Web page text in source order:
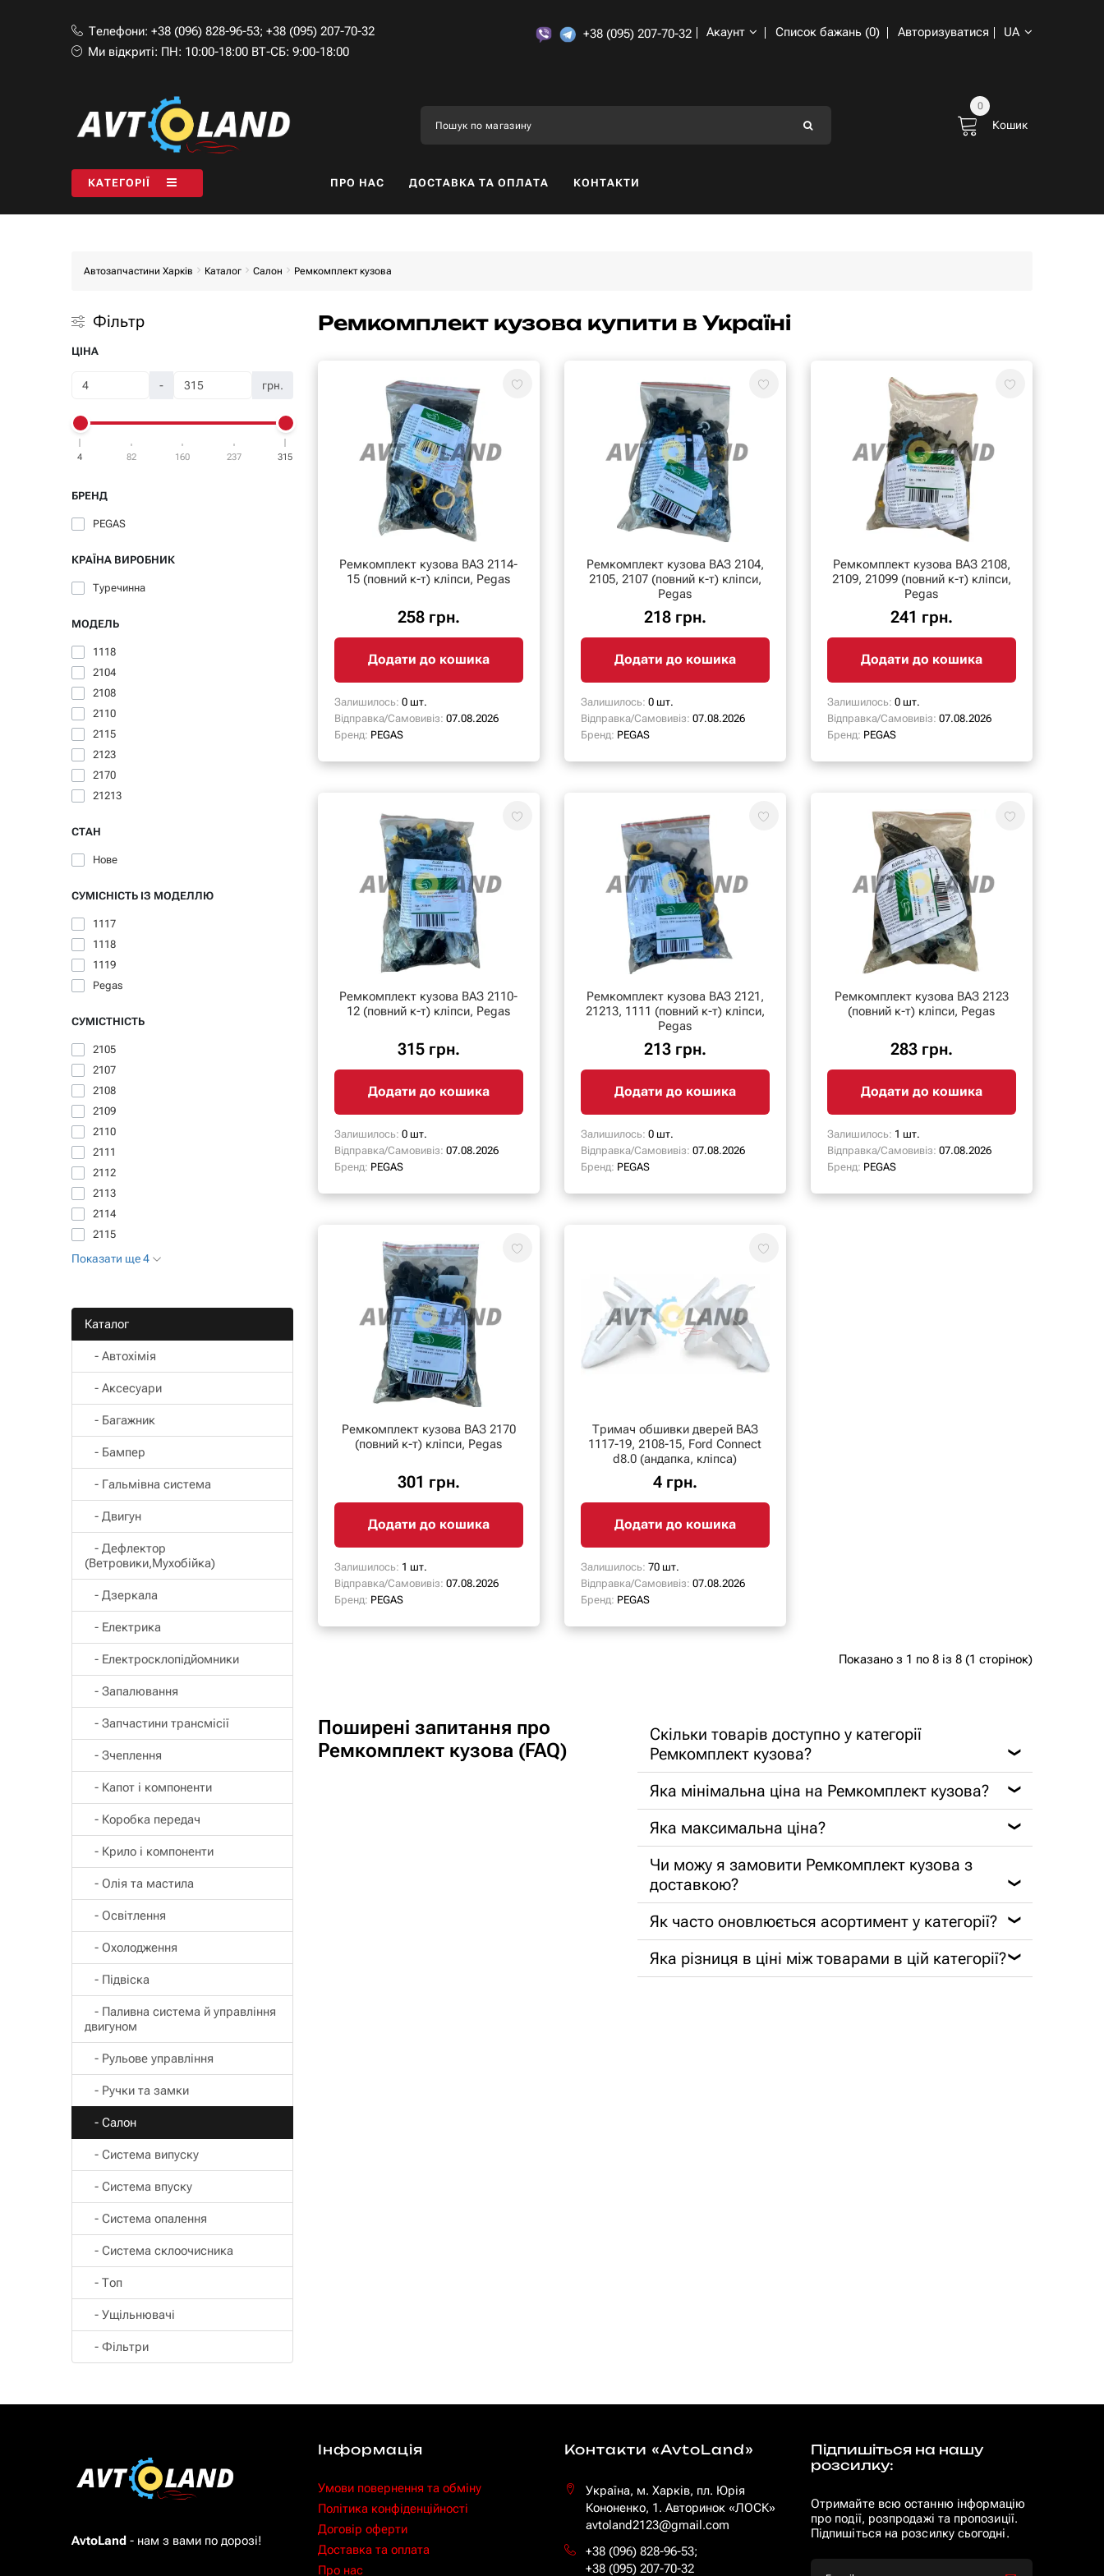
Телефони: +38 (096) 828-96-53; +38 (095) 207-70-32
Ми відкриті: ПН: 10:00-18:00 ВТ-СБ: 9:00-18:00
+38 (095) 207-70-32 Акаунт Список бажань (0) Авторизуватися UA
Кошик
0
КАТЕГОРІЇ ПРО НАС ДОСТАВКА ТА ОПЛАТА КОНТАКТИ
Автозапчастини Харків Каталог Салон Ремкомплект кузова
Фільтр
ЦІНА
- грн.
4 82 160 237 315
БРЕНД
PEGAS
КРАЇНА ВИРОБНИК
Туречинна
МОДЕЛЬ
1118
2104
2108
2110
2115
2123
2170
21213
СТАН
Нове
СУМІСНІСТЬ ІЗ МОДЕЛЛЮ
1117
1118
1119
Pegas
СУМІСТНІСТЬ
2105
2107
2108
2109
2110
2111
2112
2113
2114
2115
Показати ще 4
Каталог
- Автохімія
- Аксесуари
- Багажник
- Бампер
- Гальмівна система
- Двигун
- Дефлектор
(Ветровики,Мухобійка)
- Дзеркала
- Електрика
- Електросклопідйомники
- Запалювання
- Запчастини трансмісії
- Зчеплення
- Капот і компоненти
- Коробка передач
- Крило і компоненти
- Олія та мастила
- Освітлення
- Охолодження
- Підвіска
- Паливна система й управління
двигуном
- Рульове управління
- Ручки та замки
- Салон
- Система випуску
- Система впуску
- Система опалення
- Система склоочисника
- Топ
- Ущільнювачі
- Фільтри
Ремкомплект кузова купити в Україні
Ремкомплект кузова ВАЗ 2114-
15 (повний к-т) кліпси, Pegas
258 грн.
Додати до кошика
Залишилось: 0 шт.
Відправка/Самовивіз: 07.08.2026
Бренд: PEGAS
Ремкомплект кузова ВАЗ 2104,
2105, 2107 (повний к-т) кліпси,
Pegas
218 грн.
Додати до кошика
Залишилось: 0 шт.
Відправка/Самовивіз: 07.08.2026
Бренд: PEGAS
Ремкомплект кузова ВАЗ 2108,
2109, 21099 (повний к-т) кліпси,
Pegas
241 грн.
Додати до кошика
Залишилось: 0 шт.
Відправка/Самовивіз: 07.08.2026
Бренд: PEGAS
Ремкомплект кузова ВАЗ 2110-
12 (повний к-т) кліпси, Pegas
315 грн.
Додати до кошика
Залишилось: 0 шт.
Відправка/Самовивіз: 07.08.2026
Бренд: PEGAS
Ремкомплект кузова ВАЗ 2121,
21213, 1111 (повний к-т) кліпси,
Pegas
213 грн.
Додати до кошика
Залишилось: 0 шт.
Відправка/Самовивіз: 07.08.2026
Бренд: PEGAS
Ремкомплект кузова ВАЗ 2123
(повний к-т) кліпси, Pegas
283 грн.
Додати до кошика
Залишилось: 1 шт.
Відправка/Самовивіз: 07.08.2026
Бренд: PEGAS
Ремкомплект кузова ВАЗ 2170
(повний к-т) кліпси, Pegas
301 грн.
Додати до кошика
Залишилось: 1 шт.
Відправка/Самовивіз: 07.08.2026
Бренд: PEGAS
Тримач обшивки дверей ВАЗ
1117-19, 2108-15, Ford Connect
d8.0 (андапка, кліпса)
4 грн.
Додати до кошика
Залишилось: 70 шт.
Відправка/Самовивіз: 07.08.2026
Бренд: PEGAS
Показано з 1 по 8 із 8 (1 сторінок)
Поширені запитання про
Ремкомплект кузова (FAQ)
Скільки товарів доступно у категорії
Ремкомплект кузова?
❯
Яка мінімальна ціна на Ремкомплект кузова? ❯
Яка максимальна ціна? ❯
Чи можу я замовити Ремкомплект кузова з
доставкою?
❯
Як часто оновлюється асортимент у категорії? ❯
Яка різниця в ціні між товарами в цій категорії?❯
AvtoLand - нам з вами по дорозі!
Інформація
Умови повернення та обміну
Політика конфіденційності
Договір оферти
Доставка та оплата
Про нас
Контакти «AvtoLand»
Україна, м. Харків, пл. Юрія
Кононенко, 1. Авторинок «ЛОСК»
avtoland2123@gmail.com
+38 (096) 828-96-53;
+38 (095) 207-70-32
Підпишіться на нашу
розсилку:
Отримайте всю останню інформацію
про події, розпродажі та пропозиції.
Підпишіться на розсилку сьогодні.